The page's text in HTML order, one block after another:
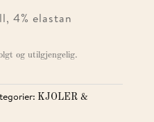
4% elastan
og utilgjengelig.
KJOLER &